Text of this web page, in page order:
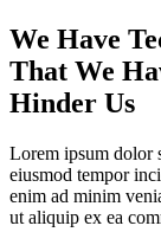
We Have
That We
Hinder Us
Lorem ipsum dolor
eiusmod tempor
enim ad minim
ut aliquip ex ea